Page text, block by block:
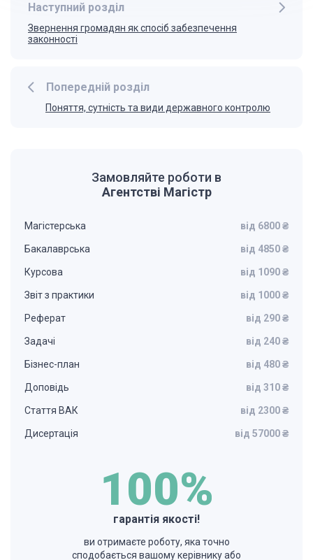
Попередній розділ
Поняття, сутність та види державного контролю
Наступний розділ
Звернення громадян як спосіб забезпечення
законності
Замовляйте роботи в
Агентстві Магістр
Магістерська від 6800 ₴
Бакалаврська від 4850 ₴
Курсова від 1090 ₴
Звіт з практики від 1000 ₴
Реферат від 290 ₴
Задачі від 240 ₴
Бізнес-план від 480 ₴
Доповідь від 310 ₴
Стаття ВАК від 2300 ₴
Дисертація від 57000 ₴
100%
гарантія якості!
ви отримаєте роботу, яка точно
сподобається вашому керівнику або